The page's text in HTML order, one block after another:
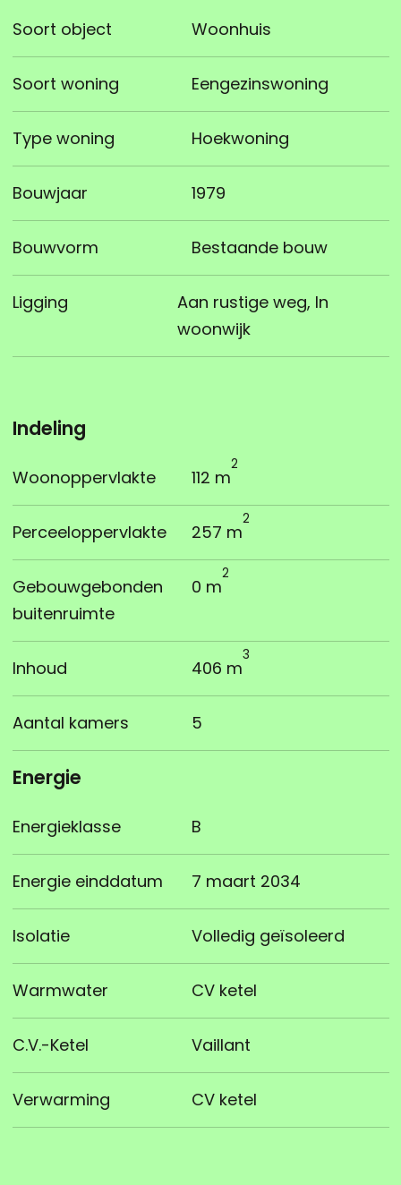
Soort object Woonhuis
Soort woning Eengezinswoning
Type woning Hoekwoning
Bouwjaar 1979
Bouwvorm Bestaande bouw
Ligging
Aan rustige weg, In
woonwijk
Indeling
Woonoppervlakte 112 m
2
Perceeloppervlakte 257 m
2
Gebouwgebonden
buitenruimte
0 m
2
Inhoud 406 m
3
Aantal kamers 5
Energie
Energieklasse B
Energie einddatum 7 maart 2034
Isolatie Volledig geïsoleerd
Warmwater CV ketel
C.V.-Ketel Vaillant
Verwarming CV ketel